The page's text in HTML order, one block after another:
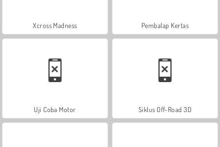
Xcross Madness Pembalap Kertas
Uji Coba Motor Siklus Off-Road 3D